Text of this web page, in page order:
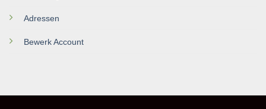
Adressen
Bewerk Account